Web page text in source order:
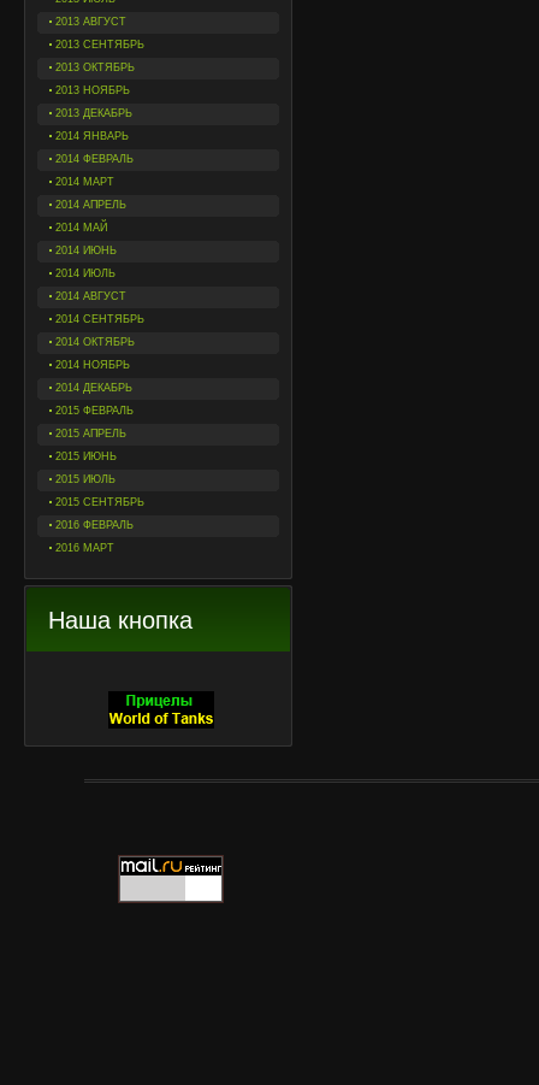
2013 АВГУСТ
2013 СЕНТЯБРЬ
2013 ОКТЯБРЬ
2013 НОЯБРЬ
2013 ДЕКАБРЬ
2014 ЯНВАРЬ
2014 ФЕВРАЛЬ
2014 МАРТ
2014 АПРЕЛЬ
2014 МАЙ
2014 ИЮНЬ
2014 ИЮЛЬ
2014 АВГУСТ
2014 СЕНТЯБРЬ
2014 ОКТЯБРЬ
2014 НОЯБРЬ
2014 ДЕКАБРЬ
2015 ФЕВРАЛЬ
2015 АПРЕЛЬ
2015 ИЮНЬ
2015 ИЮЛЬ
2015 СЕНТЯБРЬ
2016 ФЕВРАЛЬ
2016 МАРТ
Наша кнопка